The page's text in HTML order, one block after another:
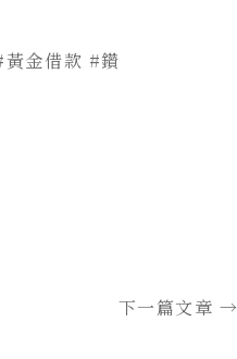
黃金借款 #鑽
下一篇文章→